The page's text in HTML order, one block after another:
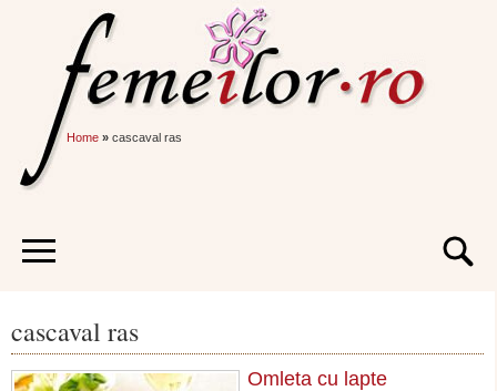
Home » cascaval ras
cascaval ras
Omleta cu lapte